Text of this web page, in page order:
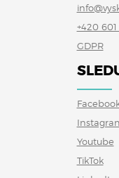
+420 601
GDPR
Youtube
TikTok